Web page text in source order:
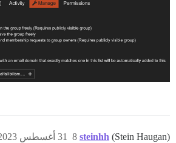
steinhh (Stein Haugan) 31 أغسطس 2023، 8:36ص 8